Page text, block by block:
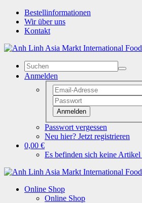
Bestellinformationen
Wir über uns
Kontakt
Anmelden
Anmelden
Passwort vergessen
Neu hier? Jetzt registrieren
0,00 €
Es befinden sich keine
Online Shop
Online Shop